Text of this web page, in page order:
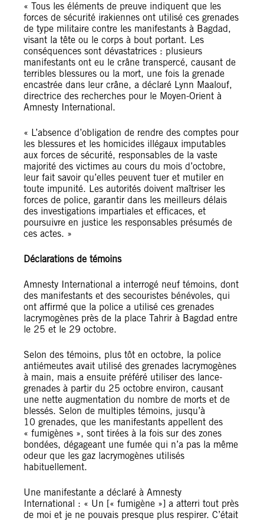
« Tous les éléments de preuve indiquent que les
forces de sécurité irakiennes ont utilisé ces grenades
de type militaire contre les manifestants à Bagdad,
visant la tête ou le corps à bout portant. Les
conséquences sont dévastatrices : plusieurs
manifestants ont eu le crâne transpercé, causant de
terribles blessures ou la mort, une fois la grenade
encastrée dans leur crâne, a déclaré Lynn Maalouf,
directrice des recherches pour le Moyen-Orient à
Amnesty International.
« L’absence d’obligation de rendre des comptes pour
les blessures et les homicides illégaux imputables
aux forces de sécurité, responsables de la vaste
majorité des victimes au cours du mois d’octobre,
leur fait savoir qu’elles peuvent tuer et mutiler en
toute impunité. Les autorités doivent maîtriser les
forces de police, garantir dans les meilleurs délais
des investigations impartiales et efficaces, et
poursuivre en justice les responsables présumés de
ces actes. »
Déclarations de témoins
Amnesty International a interrogé neuf témoins, dont
des manifestants et des secouristes bénévoles, qui
ont affirmé que la police a utilisé ces grenades
lacrymogènes près de la place Tahrir à Bagdad entre
le 25 et le 29 octobre.
Selon des témoins, plus tôt en octobre, la police
antiémeutes avait utilisé des grenades lacrymogènes
à main, mais a ensuite préféré utiliser des lance-
grenades à partir du 25 octobre environ, causant
une nette augmentation du nombre de morts et de
blessés. Selon de multiples témoins, jusqu’à
10 grenades, que les manifestants appellent des
« fumigènes », sont tirées à la fois sur des zones
bondées, dégageant une fumée qui n’a pas la même
odeur que les gaz lacrymogènes utilisés
habituellement.
Une manifestante a déclaré à Amnesty
International : « Un [« fumigène »] a atterri tout près
de moi et je ne pouvais presque plus respirer. C’était